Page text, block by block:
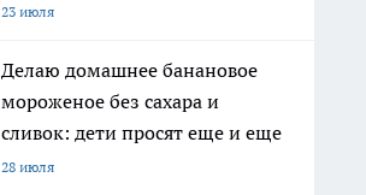
23 июля
Делаю домашнее банановое
мороженое без сахара и
сливок: дети просят еще и еще
28 июля